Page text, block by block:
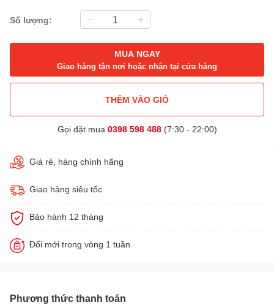
Số lượng:
MUA NGAY
Giao hàng tận nơi hoặc nhận tại cửa hàng
THÊM VÀO GIỎ
Gọi đặt mua 0398 598 488(7:30 - 22:00)
Giá rẻ, hàng chính hãng
Giao hàng siêu tốc
Bảo hành 12 tháng
Đổi mới trong vòng 1 tuần
Phương thức thanh toán